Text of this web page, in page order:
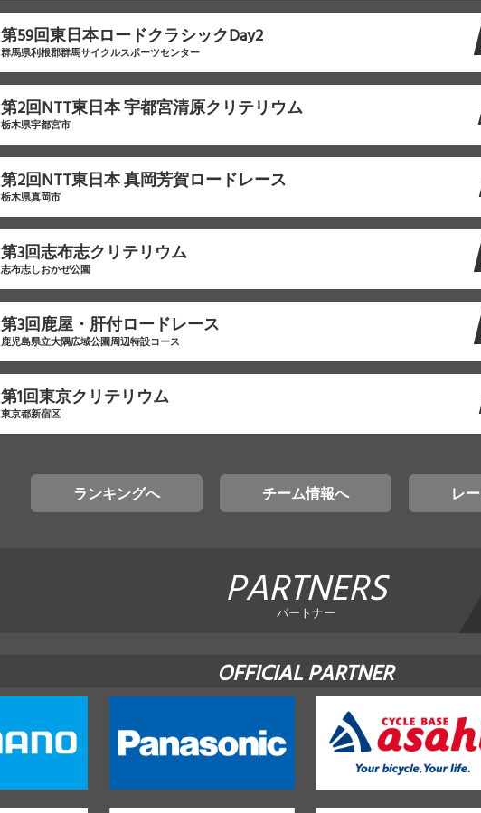
第59回東日本ロードクラシックDay2
群馬県利根郡群馬サイクルスポーツセンター
第2回NTT東日本 宇都宮清原クリテリウム
栃木県宇都宮市
第2回NTT東日本 真岡芳賀ロードレース
栃木県真岡市
第3回志布志クリテリウム
志布志しおかぜ公園
第3回鹿屋・肝付ロードレース
鹿児島県立大隅広域公園周辺特設コース
第1回東京クリテリウム
東京都新宿区
ランキングへ チーム情報へ レ
PARTNERS
パートナー
OFFICIAL PARTNER